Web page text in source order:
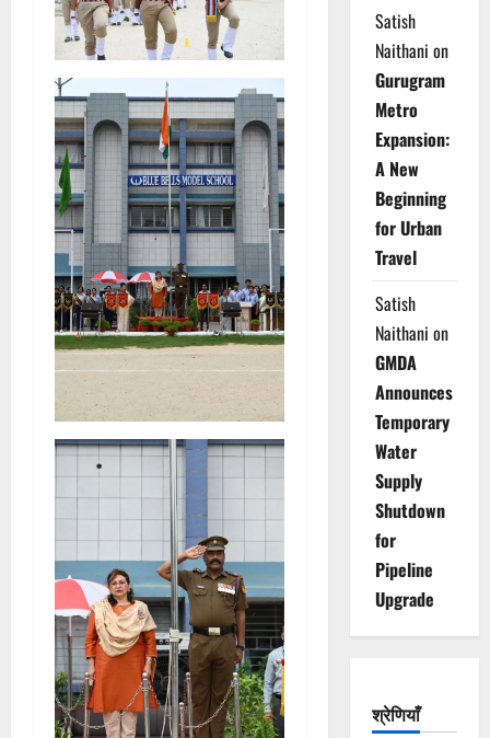
Satish
Naithani on
Gurugram
Metro
Expansion:
A New
Beginning
for Urban
Travel
Satish
Naithani on
GMDA
Announces
Temporary
Water
Supply
Shutdown
for
Pipeline
Upgrade
श्रेणियाँ